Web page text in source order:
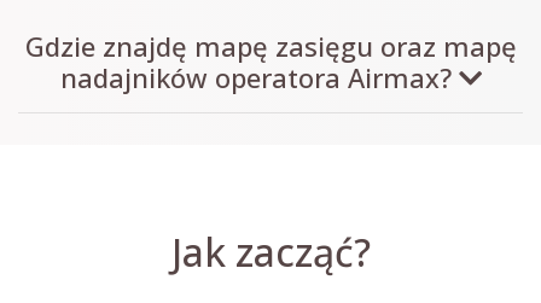
Gdzie znajdę mapę zasięgu oraz mapę
nadajników operatora Airmax?
Jak zacząć?